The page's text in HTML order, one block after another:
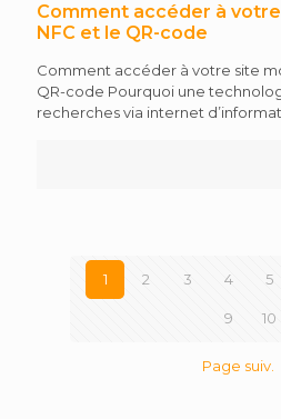
Comment accéder à
NFC et le QR-code
Comment accéder à votre site
QR-code Pourquoi une
recherches via internet
1 2 3 4 5
9 10
Page suiv.